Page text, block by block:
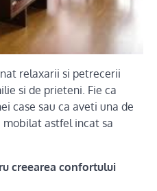
relaxarii si petrecerii
si de prieteni. Fie ca
case sau ca aveti una de
astfel incat sa
creearea confortului